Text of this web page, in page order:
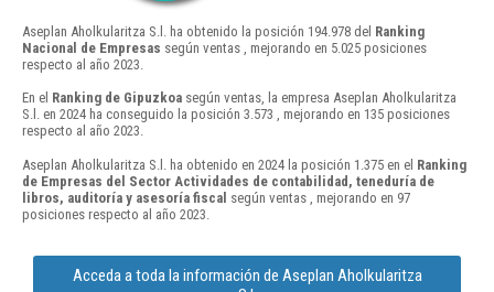
Aseplan Aholkularitza S.l. ha obtenido la posición 194.978 del Ranking
Nacional de Empresas según ventas , mejorando en 5.025 posiciones
respecto al año 2023.
En el Ranking de Gipuzkoa según ventas, la empresa Aseplan Aholkularitza
S.l. en 2024 ha conseguido la posición 3.573 , mejorando en 135 posiciones
respecto al año 2023.
Aseplan Aholkularitza S.l. ha obtenido en 2024 la posición 1.375 en el Ranking
de Empresas del Sector Actividades de contabilidad, teneduría de
libros, auditoría y asesoría fiscal según ventas , mejorando en 97
posiciones respecto al año 2023.
Acceda a toda la información de Aseplan Aholkularitza